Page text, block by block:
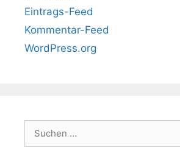
Eintrags-Feed
Kommentar-Feed
WordPress.org